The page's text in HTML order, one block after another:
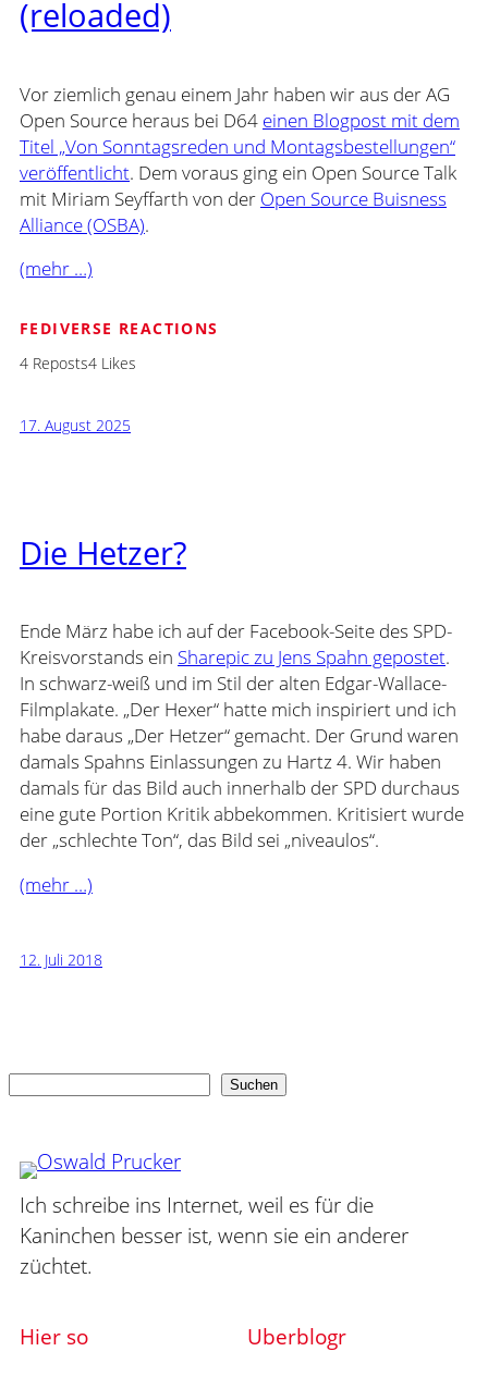
(reloaded)
Vor ziemlich genau einem Jahr haben wir aus der AG
Open Source heraus bei D64 einen Blogpost mit dem
Titel „Von Sonntagsreden und Montagsbestellungen“
veröffentlicht. Dem voraus ging ein Open Source Talk
mit Miriam Seyffarth von der Open Source Buisness
Alliance (OSBA).
(mehr …)
FEDIVERSE REACTIONS
4 Reposts4 Likes
17. August 2025
Die Hetzer?
Ende März habe ich auf der Facebook-Seite des SPD-
Kreisvorstands ein Sharepic zu Jens Spahn gepostet.
In schwarz-weiß und im Stil der alten Edgar-Wallace-
Filmplakate. „Der Hexer“ hatte mich inspiriert und ich
habe daraus „Der Hetzer“ gemacht. Der Grund waren
damals Spahns Einlassungen zu Hartz 4. Wir haben
damals für das Bild auch innerhalb der SPD durchaus
eine gute Portion Kritik abbekommen. Kritisiert wurde
der „schlechte Ton“, das Bild sei „niveaulos“.
(mehr …)
12. Juli 2018
Suchen Suchen
Ich schreibe ins Internet, weil es für die
Kaninchen besser ist, wenn sie ein anderer
züchtet.
Hier so Uberblogr